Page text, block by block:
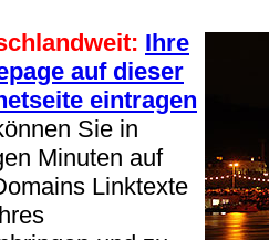
Ihre
auf dieser
eintragen
Sie in
Minuten auf
Linktexte